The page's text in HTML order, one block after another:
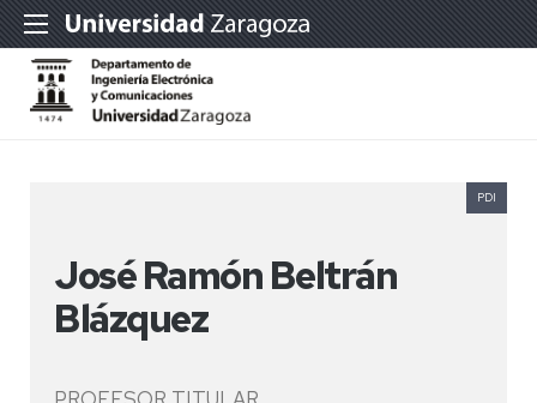
José Ramón Beltrán
Blázquez
PDI